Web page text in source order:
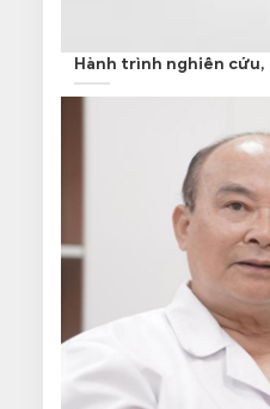
Hành trình nghiên cứu,